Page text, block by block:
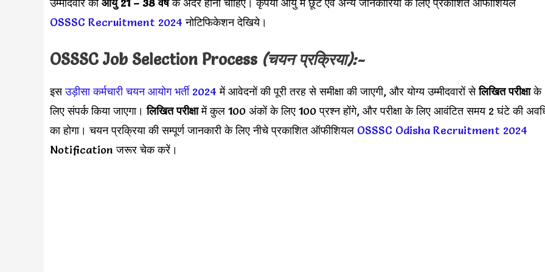
उम्मीदवार कीआयु 21 – 38 वर्षके अंदर होनी चाहिए। कृपया आयु में छूट एवं अन्य जानकारियों के लिए प्रकाशित ऑफीशियल
OSSSC Recruitment 2024 नोटिफिकेशन देखिये।
OSSSC Job Selection Process (चयन प्रक्रिया):-
इसउड़ीसा कर्मचारी चयन आयोग भर्ती 2024 में आवेदनों की पूरी तरह से समीक्षा की जाएगी, और योग्य उम्मीदवारों सेलिखित परीक्षाके
लिए संपर्क किया जाएगा।लिखित परीक्षामें कुल 100 अंकों के लिए 100 प्रश्न होंगे, और परीक्षा के लिए आवंटित समय 2 घंटे की
का होगा। चयन प्रक्रिया की सम्पूर्ण जानकारी के लिए नीचे प्रकाशित ऑफीशियल OSSSC Odisha Recruitment 2024
Notification जरूर चेक करें।